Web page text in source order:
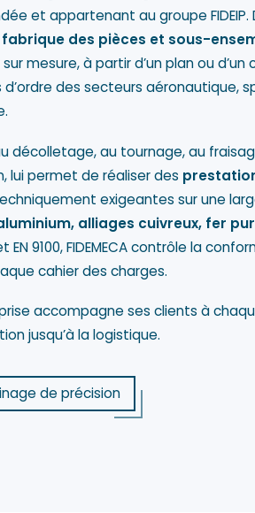
et appartenant au groupe FIDEIP.
fabrique des pièces et sous-
sur mesure, à partir d’un plan ou d’un
des secteurs aéronautique,
décolletage, au tournage, au
lui permet de réaliser des
exigeantes sur une
alliages cuivreux, fer
EN 9100, FIDEMECA contrôle la
cahier des charges.
accompagne ses clients à
jusqu’à la logistique.
de précision